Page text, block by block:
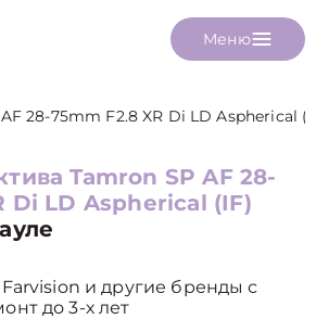
Меню
28-75mm F2.8 XR Di LD Aspherical
Tamron SP AF 28-
Di LD Aspherical (IF)
и другие бренды с
до 3-х лет